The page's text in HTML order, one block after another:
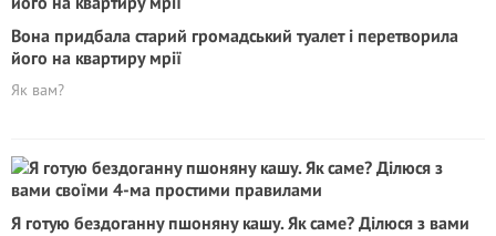
Вона придбала старий громадський туалет і перетворила
його на квартиру мрії
Як вам?
Я готую бездоганну пшоняну кашу. Як саме? Ділюся з вами